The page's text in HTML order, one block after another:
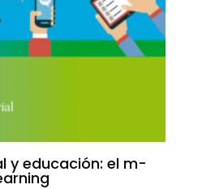
y educación: el m-